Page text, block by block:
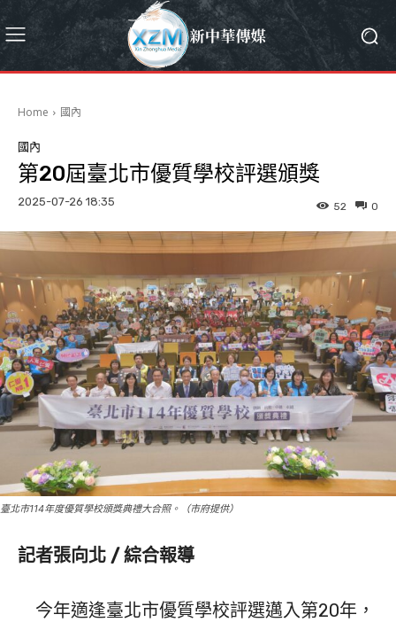
Home 國內
國內
第20屆臺北市優質學校評選頒獎
2025-07-26 18:35 0
52
臺北市114年度優質學校頒獎典禮大合照。（市府提供）
記者張向北 / 綜合報導
今年適逢臺北市優質學校評選邁入第20年，